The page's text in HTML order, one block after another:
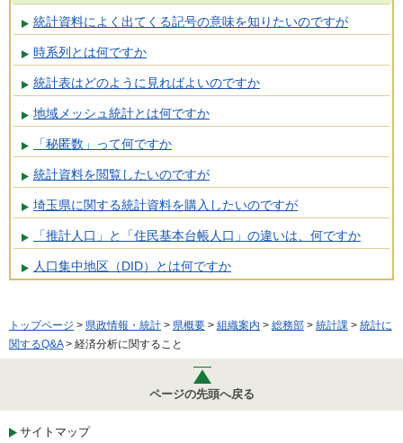
統計資料によく出てくる記号の意味を知りたいのですが
時系列とは何ですか
統計表はどのように見ればよいのですか
地域メッシュ統計とは何ですか
「秘匿数」って何ですか
統計資料を閲覧したいのですが
埼玉県に関する統計資料を購入したいのですが
「推計人口」と「住民基本台帳人口」の違いは、何ですか
人口集中地区（DID）とは何ですか
トップページ > 県政情報・統計 > 県概要 > 組織案内 > 総務部 > 統計課 > 統計に
関するQ&A> 経済分析に関すること
ページの先頭へ戻る
サイトマップ